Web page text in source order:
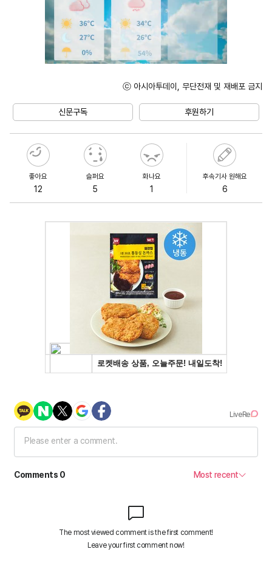
ⓒ 아시아투데이, 무단전재 및 재배포 금지
신문구독 후원하기
좋아요
12
슬퍼요
5
화나요
1
후속기사 원해요
6